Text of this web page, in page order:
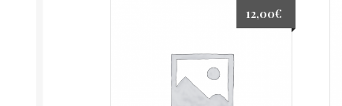
12,00€